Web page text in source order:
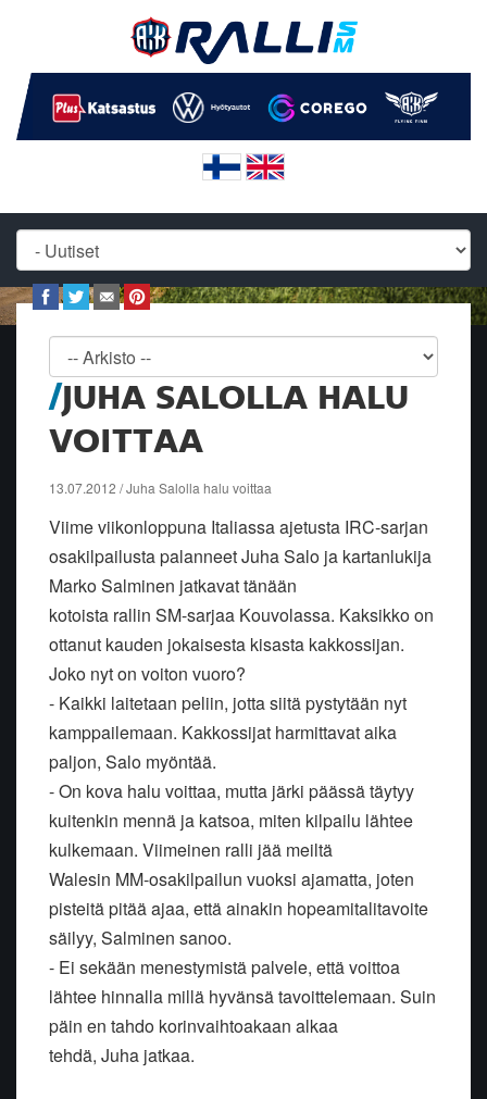
JUHA SALOLLA HALU
VOITTAA
13.07.2012 / Juha Salolla halu voittaa
Viime viikonloppuna Italiassa ajetusta IRC-sarjan
osakilpailusta palanneet Juha Salo ja kartanlukija
Marko Salminen jatkavat tänään
kotoista rallin SM-sarjaa Kouvolassa. Kaksikko on
ottanut kauden jokaisesta kisasta kakkossijan.
Joko nyt on voiton vuoro?
- Kaikki laitetaan peliin, jotta siitä pystytään nyt
kamppailemaan. Kakkossijat harmittavat aika
paljon, Salo myöntää.
- On kova halu voittaa, mutta järki päässä täytyy
kuitenkin mennä ja katsoa, miten kilpailu lähtee
kulkemaan. Viimeinen ralli jää meiltä
Walesin MM-osakilpailun vuoksi ajamatta, joten
pisteitä pitää ajaa, että ainakin hopeamitalitavoite
säilyy, Salminen sanoo.
- Ei sekään menestymistä palvele, että voittoa
lähtee hinnalla millä hyvänsä tavoittelemaan. Suin
päin en tahdo korinvaihtoakaan alkaa
tehdä, Juha jatkaa.